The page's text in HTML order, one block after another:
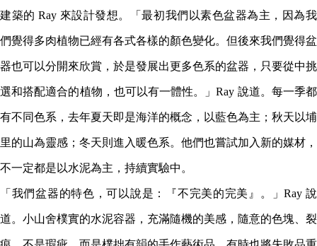
建築的 Ray 來設計發想。「最初我們以素色盆器為主，因為我
們覺得多肉植物已經有各式各樣的顏色變化。但後來我們覺得盆
器也可以分開來欣賞，於是發展出更多色系的盆器，只要從中挑
選和搭配適合的植物，也可以有一體性。」Ray 說道。每一季都
有不同色系，去年夏天即是海洋的概念，以藍色為主；秋天以埔
里的山為靈感；冬天則進入暖色系。他們也嘗試加入新的媒材，
不一定都是以水泥為主，持續實驗中。
「我們盆器的特色，可以說是：『不完美的完美』。」Ray 說
道。小山舍樸實的水泥容器，充滿隨機的美感，隨意的色塊、裂